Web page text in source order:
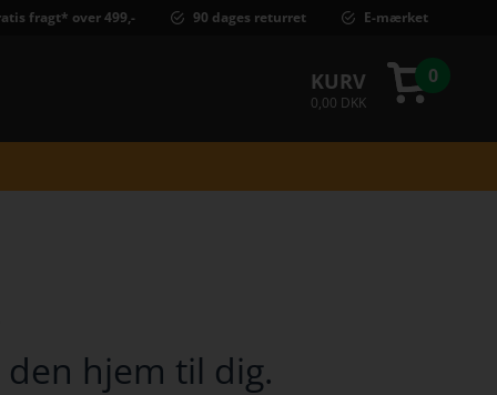
fragt* over 499,- 90 dages returret E-mærket
KURV
0,00 DKK
0
hjem til dig.